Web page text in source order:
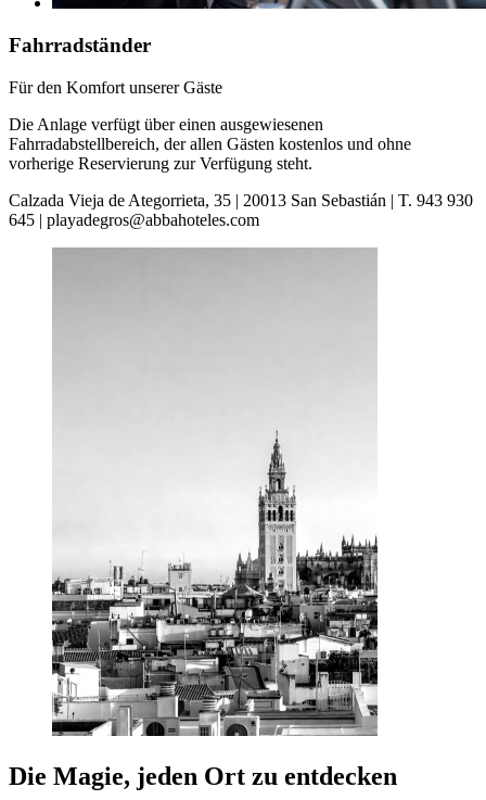
Fahrradständer
Für den Komfort unserer Gäste
Die Anlage verfügt über einen ausgewiesenen
Fahrradabstellbereich, der allen Gästen kostenlos und ohne
vorherige Reservierung zur Verfügung steht.
Calzada Vieja de Ategorrieta, 35 | 20013 San Sebastián | T. 943 930
645 | playadegros@abbahoteles.com
Die Magie, jeden Ort zu entdecken